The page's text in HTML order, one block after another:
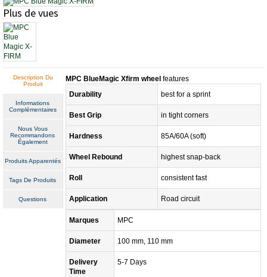
Plus de vues
Description Du
Produit
Informations
Complémentaires
Nous Vous
Recommandons
Également
Produits Apparentés
Tags De Produits
Questions
MPC BlueMagic Xfirm wheel features
Durability
best for a sprint
Best Grip in tight corners
Hardness 85A/60A (soft)
Wheel Rebound highest snap-back
Roll consistent fast
Application Road circuit
Marques MPC
Diameter 100 mm, 110 mm
Delivery
Time
5-7 Days